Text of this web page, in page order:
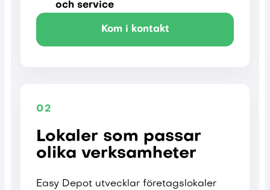
och service
Kom i kontakt
02
Lokaler som passar
olika verksamheter
Easy Depot utvecklar företagslokaler